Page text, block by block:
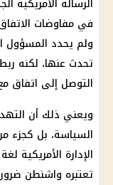
في مفاوضات
ولم يحدد المسؤول
تحدث عنها، لكنه
التوصل إلى اتفاق
ويعني ذلك أن
السياسة، بل
الإدارة الأمريكية
تعتبره واشنطن